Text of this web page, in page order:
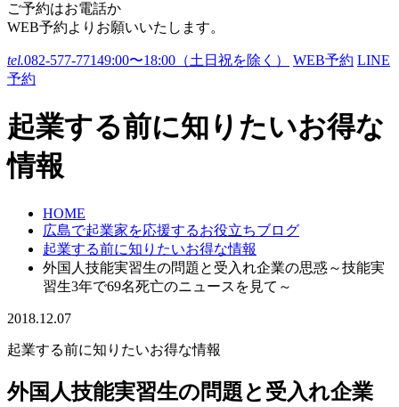
ご予約はお電話か
WEB予約よりお願いいたします。
tel.082-577-77149:00〜18:00（土日祝を除く） WEB予約 LINE
予約
起業する前に知りたいお得な
情報
HOME
広島で起業家を応援するお役立ちブログ
起業する前に知りたいお得な情報
外国人技能実習生の問題と受入れ企業の思惑～技能実
習生3年で69名死亡のニュースを見て～
2018.12.07
起業する前に知りたいお得な情報
外国人技能実習生の問題と受入れ企業